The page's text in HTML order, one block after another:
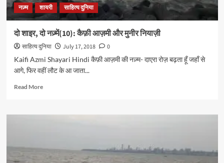
नज़्म शायरी साहित्य दुनिया
दो शाइर, दो नज़्में(10): कैफ़ी आज़मी और मुनीर नियाज़ी
साहित्य दुनिया July 17, 2018
0
Kaifi Azmi Shayari Hindi कैफ़ी आज़मी की नज़्म- दाएरा रोज़ बढ़ता हूँ जहाँ से
आगे, फिर वहीं लौट के आ जाता...
Read MoreRead
दो